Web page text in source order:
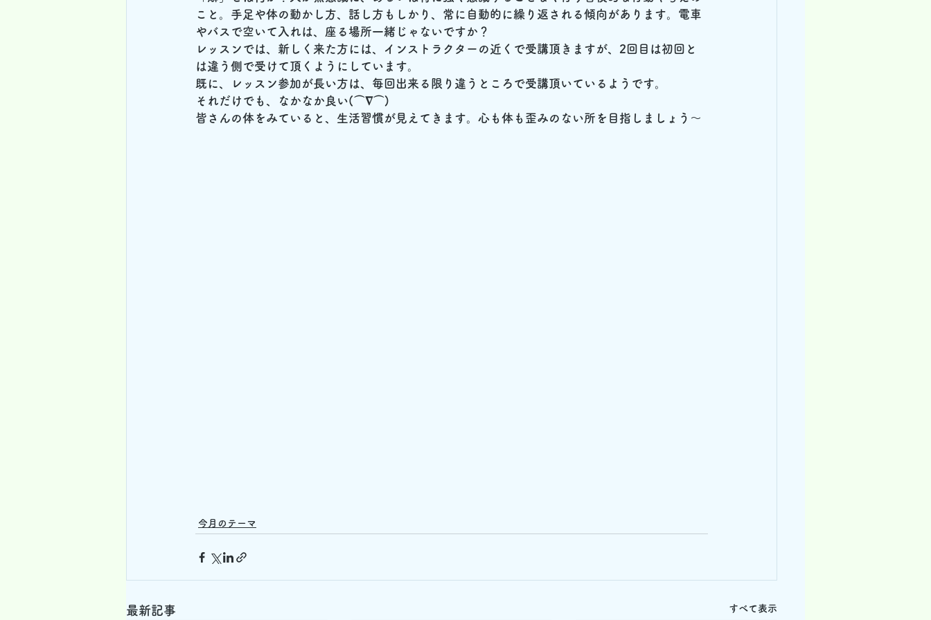
こと。手足や体の動かし方、話し方もしかり、常に自動的に繰り返される傾向があります。電車
やバスで空いて入れは、座る場所一緒じゃないですか？
レッスンでは、新しく来た方には、インストラクターの近くで受講頂きますが、2回目は初回と
は違う側で受けて頂くようにしています。
既に、レッスン参加が長い方は、毎回出来る限り違うところで受講頂いているようです。
それだけでも、なかなか良い(⌒∇⌒)
皆さんの体をみていると、生活習慣が見えてきます。心も体も歪みのない所を目指しましょう～
今月のテーマ
最新記事 すべて表示